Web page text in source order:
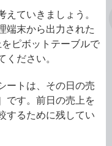
ていきましょう。
端末から出力された
ピボットテーブルで
ださい。
ートは、その日の売
です。前日の売上を
するために残してい